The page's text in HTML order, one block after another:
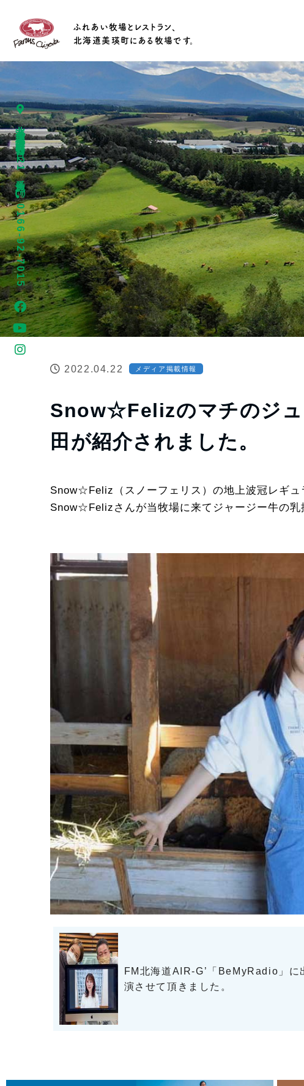
ふれあい牧場とレストラン、
北海道美瑛町にある牧場です。
北海道上川郡美瑛町春日台4221番地
0166-92-7015
2022.04.22 メディア掲載情報
Snow☆Felizのマチのジュ
田が紹介されました。
Snow☆Feliz（スノーフェリス）の地上波冠レギ
Snow☆Felizさんが当牧場に来てジャージー牛の乳
FM北海道AIR-G’「BeMyRadio」に
演させて頂きました。